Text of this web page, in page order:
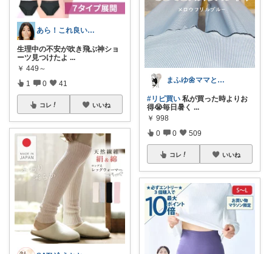
あら！これ良いわね～
生理中の不安が吹き飛ぶ神ショ
ーツ見つけたよ ...
￥ 449～
1 0 41
コレ いいね
まふゆ🌼ママと子ども服
#リピ買い 私が買った時よりお
得😭毎日暑く ...
￥ 998
0 0 509
コレ いいね